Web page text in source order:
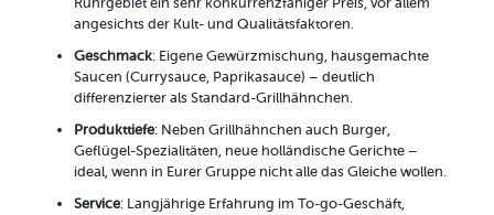
angesichts der Kult- und Qualitätsfaktoren.
Geschmack: Eigene Gewürzmischung, hausgemachte
Saucen (Currysauce, Paprikasauce) – deutlich
differenzierter als Standard-Grillhähnchen.
Produkttiefe: Neben Grillhähnchen auch Burger,
Geflügel-Spezialitäten, neue holländische Gerichte –
ideal, wenn in Eurer Gruppe nicht alle das Gleiche wollen.
Service: Langjährige Erfahrung im To-go-Geschäft,